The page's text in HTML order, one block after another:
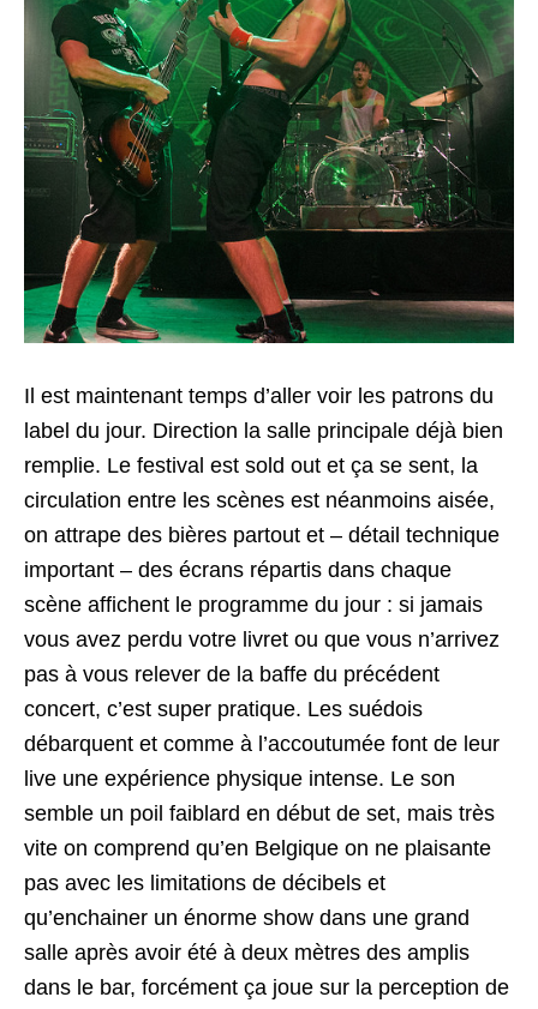
Il est maintenant temps d’aller voir les patrons du
label du jour. Direction la salle principale déjà bien
remplie. Le festival est sold out et ça se sent, la
circulation entre les scènes est néanmoins aisée,
on attrape des bières partout et – détail technique
important – des écrans répartis dans chaque
scène affichent le programme du jour : si jamais
vous avez perdu votre livret ou que vous n’arrivez
pas à vous relever de la baffe du précédent
concert, c’est super pratique. Les suédois
débarquent et comme à l’accoutumée font de leur
live une expérience physique intense. Le son
semble un poil faiblard en début de set, mais très
vite on comprend qu’en Belgique on ne plaisante
pas avec les limitations de décibels et
qu’enchainer un énorme show dans une grand
salle après avoir été à deux mètres des amplis
dans le bar, forcément ça joue sur la perception de